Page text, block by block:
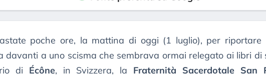
poche ore, la mattina di oggi (1 luglio), per riportare
davanti a uno scisma che sembrava ormai relegato ai libri di
di Écône, in Svizzera, la Fraternità Sacerdotale San
3 agosto 2026